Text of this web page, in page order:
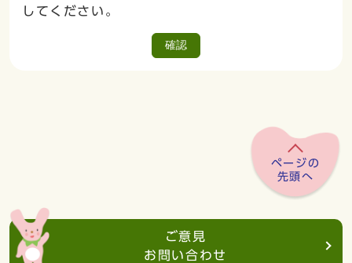
してください。
確認
ページの
先頭へ
ご意見
お問い合わせ